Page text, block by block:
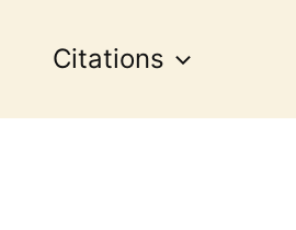
Citations